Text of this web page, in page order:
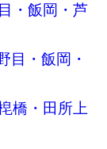
・飯岡・芦
目・飯岡・
橋・田所上